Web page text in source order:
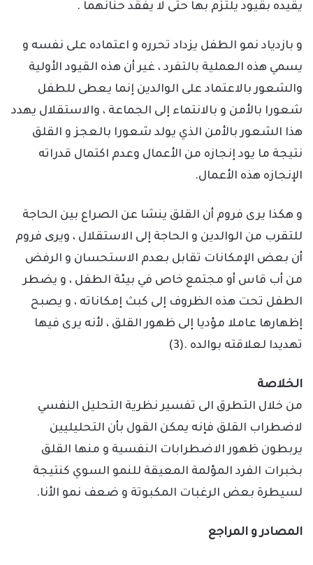
يقيده بقيود يلتزم بها حتى لا يفقد حنانهما .
و بازدياد نمو الطفل يزداد تحرره و اعتماده على نفسه و
يسمي هذه العملية بالتفرد ، غير أن هذه القيود الأولية
والشعور بالاعتماد على الوالدين إنما يعطى للطفل
شعورا بالأمن و بالانتماء إلى الجماعة ، والاستقلال يهدد
هذا الشعور بالأمن الذي يولد شعورا بالعجز و القلق
نتيجة ما يود إنجازه من الأعمال وعدم اكتمال قدراته
الإنجازه هذه الأعمال.
و هكذا يرى فروم أن القلق ينشا عن الصراع بين الحاجة
للتقرب من الوالدين و الحاجة إلى الاستقلال ، ويری فروم
أن بعض الإمكانات تقابل بعدم الاستحسان و الرفض
من أب قاس أو مجتمع خاص في بيئة الطفل ، و يضطر
الطفل تحت هذه الظروف إلى كبث إمكاناته ، و يصبح
إظهارها عاملا مؤديا إلى ظهور القلق ، لأنه يرى فيها
تهديدا لعلاقته بوالده .(3)
الخلاصة
من خلال التطرق الى تفسير نظرية التحليل النفسي
لاضطراب القلق فإنه يمكن القول بأن التحليليين
يربطون ظهور الاضطرابات النفسية و منها القلق
بخبرات الفرد المؤلمة المعيقة للنمو السوي كنتيجة
لسيطرة بعض الرغبات المكبوتة و ضعف نمو الأنا.
المصادر و المراجع